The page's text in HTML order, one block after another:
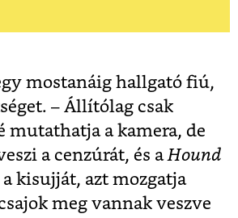
mostanáig hallgató fiú,
– Állítólag csak
mutathatja a kamera, de
a cenzúrát, és aHound
kisujját, azt mozgatja
meg vannak veszve